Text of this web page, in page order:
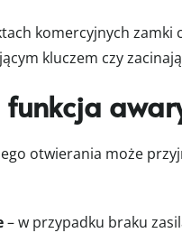
komercyjnych
kluczem czy
funkcja
otwierania może
– w przypadku braku